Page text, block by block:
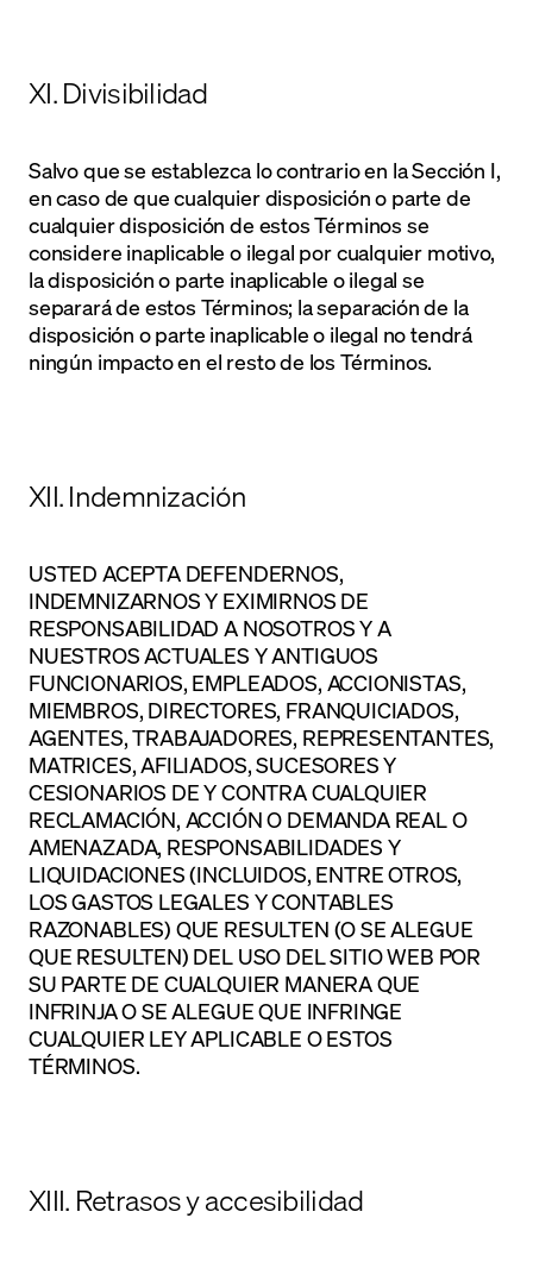
XI. Divisibilidad
Salvo que se establezca lo contrario en la Sección I,
en caso de que cualquier disposición o parte de
cualquier disposición de estos Términos se
considere inaplicable o ilegal por cualquier motivo,
la disposición o parte inaplicable o ilegal se
separará de estos Términos; la separación de la
disposición o parte inaplicable o ilegal no tendrá
ningún impacto en el resto de los Términos.
XII. Indemnización
USTED ACEPTA DEFENDERNOS,
INDEMNIZARNOS Y EXIMIRNOS DE
RESPONSABILIDAD A NOSOTROS Y A
NUESTROS ACTUALES Y ANTIGUOS
FUNCIONARIOS, EMPLEADOS, ACCIONISTAS,
MIEMBROS, DIRECTORES, FRANQUICIADOS,
AGENTES, TRABAJADORES, REPRESENTANTES,
MATRICES, AFILIADOS, SUCESORES Y
CESIONARIOS DE Y CONTRA CUALQUIER
RECLAMACIÓN, ACCIÓN O DEMANDA REAL O
AMENAZADA, RESPONSABILIDADES Y
LIQUIDACIONES (INCLUIDOS, ENTRE OTROS,
LOS GASTOS LEGALES Y CONTABLES
RAZONABLES) QUE RESULTEN (O SE ALEGUE
QUE RESULTEN) DEL USO DEL SITIO WEB POR
SU PARTE DE CUALQUIER MANERA QUE
INFRINJA O SE ALEGUE QUE INFRINGE
CUALQUIER LEY APLICABLE O ESTOS
TÉRMINOS.
XIII. Retrasos y accesibilidad